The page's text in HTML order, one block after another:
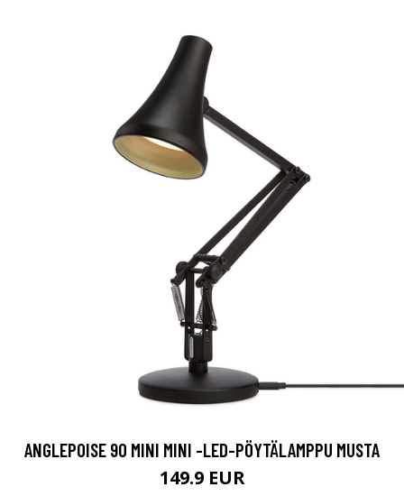
ANGLEPOISE 90 MINI MINI -LED-PÖYTÄLAMPPU MUSTA
149.9 EUR